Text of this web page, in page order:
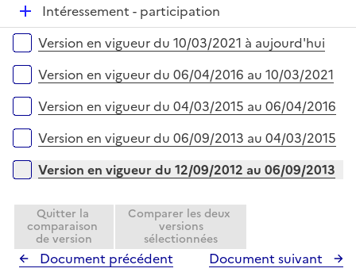
r
e
D
é
p
e
Intéressement - participation
Versions sur la période
Version en vigueur du 10/03/2021 à aujourd'hui
Version en vigueur du 06/04/2016 au 10/03/2021
Version en vigueur du 04/03/2015 au 06/04/2016
Version en vigueur du 06/09/2013 au 04/03/2015
Version en vigueur du 12/09/2012 au 06/09/2013
Quitter la
comparaison
de version
Comparer les deux
versions
sélectionnées
Document précédent Document suivant